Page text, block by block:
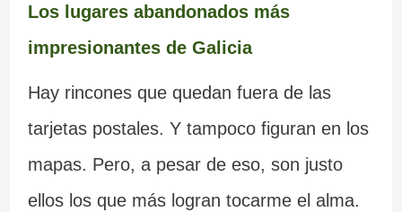
Los lugares abandonados más
impresionantes de Galicia
Hay rincones que quedan fuera de las
tarjetas postales. Y tampoco figuran en los
mapas. Pero, a pesar de eso, son justo
ellos los que más logran tocarme el alma.